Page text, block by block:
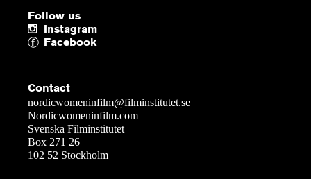
Follow us
Instagram
Facebook
Contact
nordicwomeninfilm@filminstitutet.se
Nordicwomeninfilm.com
Svenska Filminstitutet
Box 271 26
102 52 Stockholm